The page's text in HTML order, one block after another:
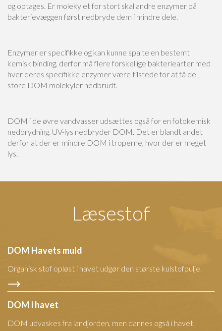
og optages. Er molekylet for stort skal andre enzymer på
bakterievæggen først nedbryde dem i mindre dele.
Enzymer er specifikke og kan kunne spalte en bestemt
kemisk binding, derfor må flere forskellige bakteriearter med
hver deres specifikke enzymer være tilstede for at få de
store DOM molekyler nedbrudt.
DOM i de øvre vandvasser udsættes også for en fotokemisk
nedbrydning. UV-lys nedbryder DOM. Det er blandt andet
derfor at der er mindre DOM i troperne, hvor der er meget
lys.
Læsestof
DOM Havets muld
Organisk stof opløst i havet udgør den største kulstofpulje.
DOM i havet
DOM udvaskes fra landjorden, men dannes også i havet.